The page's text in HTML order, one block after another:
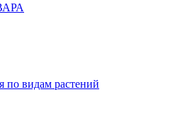
видам растений